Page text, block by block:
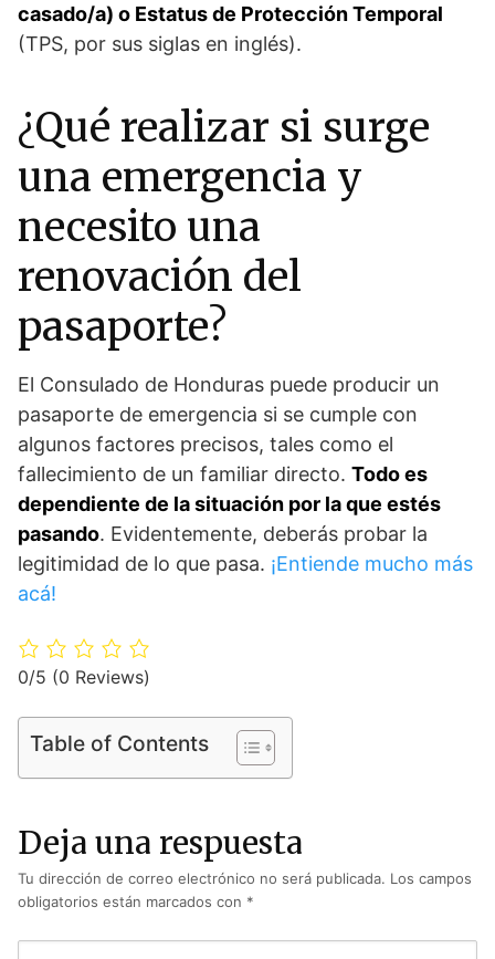
casado/a) o Estatus de Protección Temporal
(TPS, por sus siglas en inglés).
¿Qué realizar si surge
una emergencia y
necesito una
renovación del
pasaporte?
El Consulado de Honduras puede producir un
pasaporte de emergencia si se cumple con
algunos factores precisos, tales como el
fallecimiento de un familiar directo. Todo es
dependiente de la situación por la que estés
pasando. Evidentemente, deberás probar la
legitimidad de lo que pasa. ¡Entiende mucho más
acá!
0/5 (0 Reviews)
Table of Contents
Deja una respuesta
Tu dirección de correo electrónico no será publicada. Los campos
obligatorios están marcados con *